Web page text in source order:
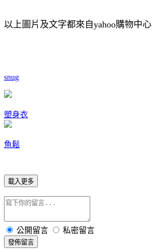
以上圖片及文字都來自yahoo購物中心
snug
塑身衣
魚鬆
載入更多
公開留言 私密留言
發佈留言